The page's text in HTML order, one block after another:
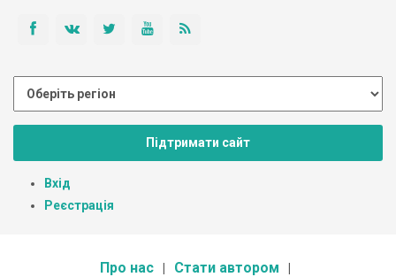
Підтримати сайт
Вхід
Реєстрація
Про нас Стати автором